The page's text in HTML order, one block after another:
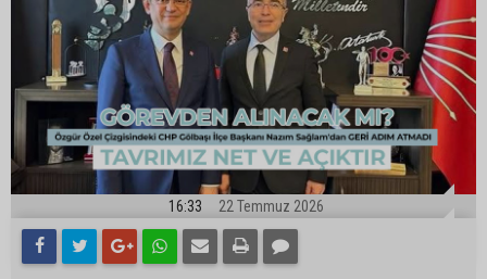
16:33 22 Temmuz 2026